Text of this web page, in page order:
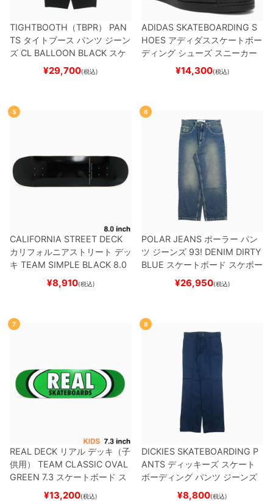
TIGHTBOOTH（TBPR） PAN
TS タイトブース パンツ ジーン
ズ CL BALLOON BLACK スケ
ートボード スケボー
¥29,700(税込)
ADIDAS SKATEBOARDING S
HOES アディダススケートボー
ディング シューズ スニーカー
スーパースターSUPERSTAR A
BLACK/WHITE/WHITE
ー
¥14,300(税込)
5
CALIFORNIA STREET DECK
カリフォルニアストリート デッ
キ TEAM SIMPLE BLACK 8.0
ブランク（BBS / GENERATO
スケートボード スケボー
¥8,910(税込)
6
POLAR JEANS ポーラー パン
ツ ジーンズ 93! DENIM DIRTY
BLUE スケートボード スケボー
¥26,950(税込)
7
REAL DECK リアル デッキ（子
供用）
TEAM CLASSIC OVAL
GREEN 7.3 スケートボード ス
¥13,200(税込)
8
DICKIES SKATEBOARDING P
ANTS ディッキーズ スケート
ボーディング パンツ ジーンズ
SLIM FIT 30 LENGTH
¥8,800(税込)